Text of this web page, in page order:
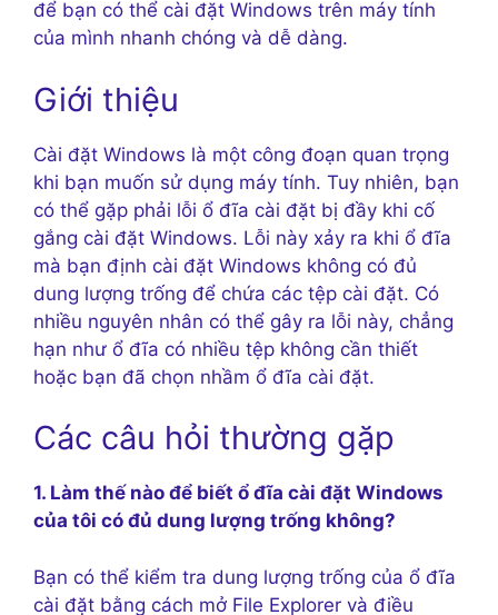
để bạn có thể cài đặt Windows trên máy tính
của mình nhanh chóng và dễ dàng.
Giới thiệu
Cài đặt Windows là một công đoạn quan trọng
khi bạn muốn sử dụng máy tính. Tuy nhiên, bạn
có thể gặp phải lỗi ổ đĩa cài đặt bị đầy khi cố
gắng cài đặt Windows. Lỗi này xảy ra khi ổ đĩa
mà bạn định cài đặt Windows không có đủ
dung lượng trống để chứa các tệp cài đặt. Có
nhiều nguyên nhân có thể gây ra lỗi này, chẳng
hạn như ổ đĩa có nhiều tệp không cần thiết
hoặc bạn đã chọn nhầm ổ đĩa cài đặt.
Các câu hỏi thường gặp
1. Làm thế nào để biết ổ đĩa cài đặt Windows
của tôi có đủ dung lượng trống không?
Bạn có thể kiểm tra dung lượng trống của ổ đĩa
cài đặt bằng cách mở File Explorer và điều